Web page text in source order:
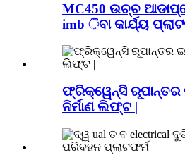
MC450 ଉଚ୍ଚ
imb ିବା କାର୍ଯ୍ୟ
ଫ୍ରିକ୍ୱେନ୍ସି
ନିର୍ମାଣ ଲିଫ୍ଟ |